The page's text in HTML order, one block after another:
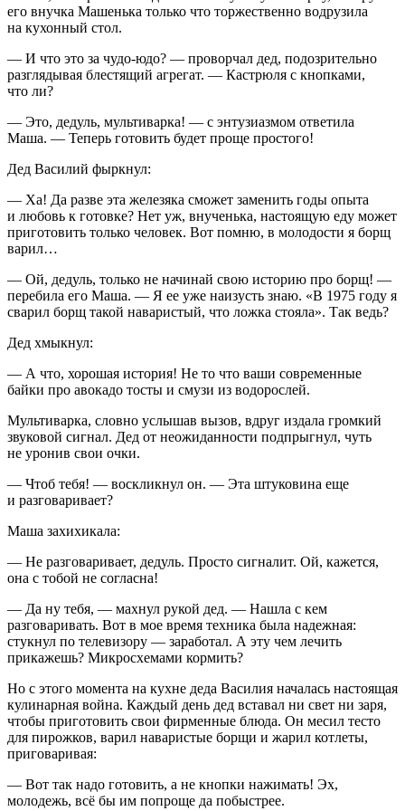
его внучка Машенька только что торжественно водрузила
на кухонный стол.
— И что это за чудо-юдо? — проворчал дед, подозрительно
разглядывая блестящий агрегат. — Кастрюля с кнопками,
что ли?
— Это, дедуль, мультиварка! — с энтузиазмом ответила
Маша. — Теперь готовить будет проще простого!
Дед Василий фыркнул:
— Ха! Да разве эта железяка сможет заменить годы опыта
и любовь к готовке? Нет уж, внученька, настоящую еду может
приготовить только человек. Вот помню, в молодости я борщ
варил…
— Ой, дедуль, только не начинай свою историю про борщ! —
перебила его Маша. — Я ее уже наизусть знаю. «В 1975 году я
сварил борщ такой наваристый, что ложка стояла». Так ведь?
Дед хмыкнул:
— А что, хорошая история! Не то что ваши современные
байки про авокадо тосты и смузи из водорослей.
Мультиварка, словно услышав вызов, вдруг издала громкий
звуковой сигнал. Дед от неожиданности подпрыгнул, чуть
не уронив свои очки.
— Чтоб тебя! — воскликнул он. — Эта штуковина еще
и разговаривает?
Маша захихикала:
— Не разговаривает, дедуль. Просто сигналит. Ой, кажется,
она с тобой не согласна!
— Да ну тебя, — махнул рукой дед. — Нашла с кем
разговаривать. Вот в мое время техника была надежная:
стукнул по телевизору — заработал. А эту чем лечить
прикажешь? Микросхемами кормить?
Но с этого момента на кухне деда Василия началась настоящая
кулинарная война. Каждый день дед вставал ни свет ни заря,
чтобы приготовить свои фирменные блюда. Он месил тесто
для пирожков, варил наваристые борщи и жарил котлеты,
приговаривая:
— Вот так надо готовить, а не кнопки нажимать! Эх,
молодежь, всё бы им попроще да побыстрее.